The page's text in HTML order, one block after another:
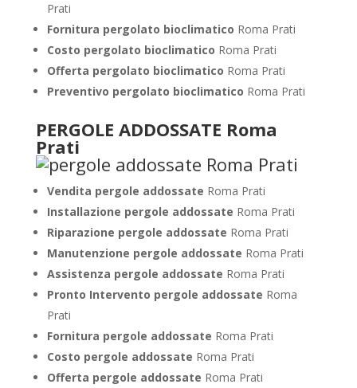
Prati
Fornitura pergolato bioclimatico Roma Prati
Costo pergolato bioclimatico Roma Prati
Offerta pergolato bioclimatico Roma Prati
Preventivo pergolato bioclimatico Roma Prati
PERGOLE ADDOSSATE Roma
Prati
Vendita pergole addossate Roma Prati
Installazione pergole addossate Roma Prati
Riparazione pergole addossate Roma Prati
Manutenzione pergole addossate Roma Prati
Assistenza pergole addossate Roma Prati
Pronto Intervento pergole addossate Roma
Prati
Fornitura pergole addossate Roma Prati
Costo pergole addossate Roma Prati
Offerta pergole addossate Roma Prati